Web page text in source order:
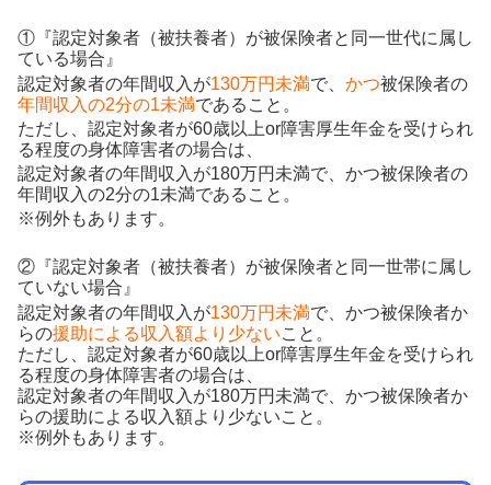
①『認定対象者（被扶養者）が被保険者と同一世代に属し
ている場合』
認定対象者の年間収入が130万円未満で、 かつ被保険者の
年間収入の2分の1未満であること。
ただし、認定対象者が60歳以上or障害厚生年金を受けられ
る程度の身体障害者の場合は、
認定対象者の年間収入が180万円未満で、かつ被保険者の
年間収入の2分の1未満であること。
※例外もあります。
②『認定対象者（被扶養者）が被保険者と同一世帯に属し
ていない場合』
認定対象者の年間収入が130万円未満で、かつ被保険者か
らの援助による収入額より少ないこと。
ただし、認定対象者が60歳以上or障害厚生年金を受けられ
る程度の身体障害者の場合は、
認定対象者の年間収入が180万円未満で、かつ被保険者か
らの援助による収入額より少ないこと。
※例外もあります。